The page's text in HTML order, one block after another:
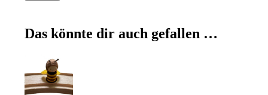
Das könnte dir auch gefallen …